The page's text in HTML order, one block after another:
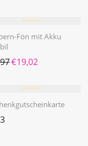
⭐️⭐️⭐️⭐️⭐️
Fön mit Akku
Ursprünglicher Preis war:
€19,02
⭐️⭐️⭐️⭐️⭐️